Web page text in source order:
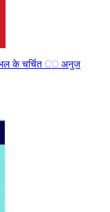
के चर्चित CO अनुज